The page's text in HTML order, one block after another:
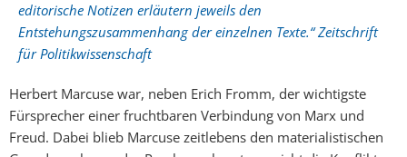
editorische Notizen erläutern jeweils den
Entstehungszusammenhang der einzelnen Texte.“ Zeitschrift
für Politikwissenschaft
Herbert Marcuse war, neben Erich Fromm, der wichtigste
Fürsprecher einer fruchtbaren Verbindung von Marx und
Freud. Dabei blieb Marcuse zeitlebens den materialistischen